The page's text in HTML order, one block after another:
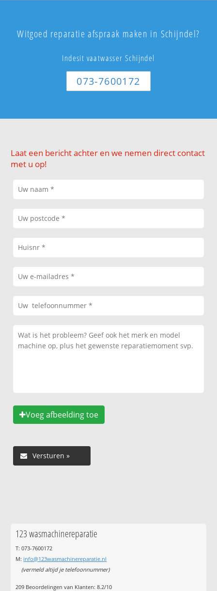
Witgoed reparatie afspraak maken in Schijndel?
Indesit vaatwasser Schijndel
073-7600172
Laat een bericht achter en we nemen direct contact
met u op!
Voeg afbeelding toe
123 wasmachinereparatie
T: 073-7600172
M: info@123wasmachinereparatie.nl
(vermeld altijd je telefoonnummer)
209 Beoordelingen van Klanten:8.2/10